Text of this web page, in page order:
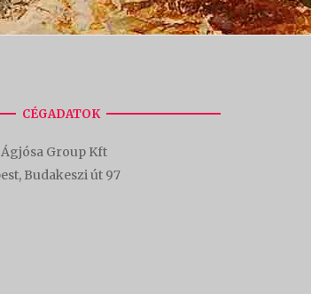
CÉGADATOK
Group Kft
Budakeszi út 97